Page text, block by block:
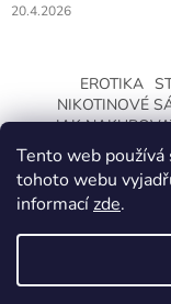
Tento web používá
tohoto webu
informacízde.
20.4.2026
EROTIKA
NIKOTINOVÉ
JAK